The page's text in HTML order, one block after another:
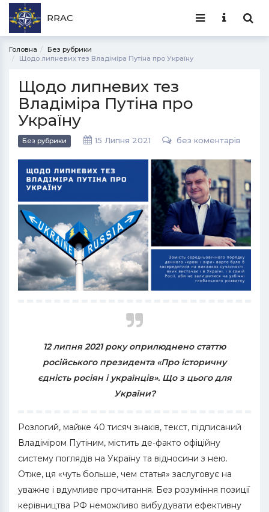
RRAC
Головна
Без рубрики
Щодо липневих тез Владіміра Путіна про Україну
Щодо липневих тез
Владіміра Путіна про
Україну
Без рубрики 15 Липня 2021 без коментарів
12 липня 2021 року оприлюднено статтю
російського президента «Про історичну
єдність росіян і українців». Що з цього для
України?
Розлогий, майже 40 тисяч знаків, текст, підписаний
Владіміром Путіним, містить де-факто офіційну
систему поглядів на Україну та відносини з нею.
Отже, ця «чуть больше, чем статья» заслуговує на
уважне і вдумливе прочитання. Без розуміння позиції
керівництва РФ неможливо вибудувати ефективну